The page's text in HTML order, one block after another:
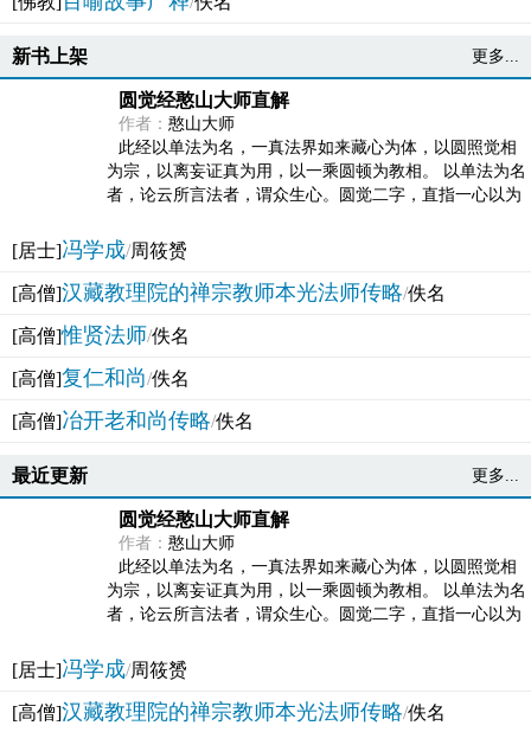
新书上架 更多...
圆觉经憨山大师直解
作者： 憨山大师
此经以单法为名，一真法界如来藏心为体，以圆照觉相
为宗，以离妄证真为用，以一乘圆顿为教相。 以单法为名
者，论云所言法者，谓众生心。圆觉二字，直指一心以为
[居士]冯学成/周筱赟
[高僧]汉藏教理院的禅宗教师本光法师传略/佚名
[高僧]惟贤法师/佚名
[高僧]复仁和尚/佚名
[高僧]冶开老和尚传略/佚名
最近更新 更多...
圆觉经憨山大师直解
作者： 憨山大师
此经以单法为名，一真法界如来藏心为体，以圆照觉相
为宗，以离妄证真为用，以一乘圆顿为教相。 以单法为名
者，论云所言法者，谓众生心。圆觉二字，直指一心以为
[居士]冯学成/周筱赟
[高僧]汉藏教理院的禅宗教师本光法师传略/佚名